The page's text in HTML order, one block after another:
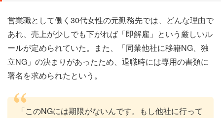
営業職として働く30代女性の元勤務先では、どんな理由で
あれ、売上が少しでも下がれば「即解雇」という厳しいル
ールが定められていた。また、「同業他社に移籍NG、独
立NG」の決まりがあったため、退職時には専用の書類に
署名を求められたという。
「このNGには期限がないんです。もし他社に行って